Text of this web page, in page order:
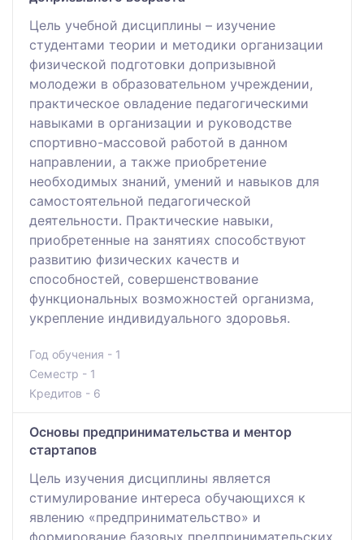
Цель учебной дисциплины – изучение
студентами теории и методики организации
физической подготовки допризывной
молодежи в образовательном учреждении,
практическое овладение педагогическими
навыками в организации и руководстве
спортивно-массовой работой в данном
направлении, а также приобретение
необходимых знаний, умений и навыков для
самостоятельной педагогической
деятельности. Практические навыки,
приобретенные на занятиях способствуют
развитию физических качеств и
способностей, совершенствование
функциональных возможностей организма,
укрепление индивидуального здоровья.
Год обучения - 1
Семестр - 1
Кредитов - 6
Основы предпринимательства и ментор
стартапов
Цель изучения дисциплины является
стимулирование интереса обучающихся к
явлению «предпринимательство» и
формирование базовых предпринимательских